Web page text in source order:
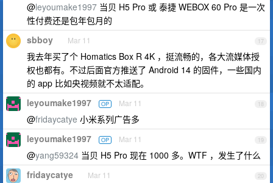
@leyoumake1997 当贝 H5 Pro 或 泰捷 WEBOX 60 Pro 是一次
性付费还是包年包月的
17
sbboy Mar 11
我去年买了个 Homatics Box R 4K ，挺流畅的，各大流媒体授
权也都有。不过后面官方推送了 Android 14 的固件，一些国内
的 app 比如央视频就不太适配。
18
leyoumake1997 OP Mar 11
@fridaycatye 小米系列广告多
19
leyoumake1997 OP Mar 11
@yang59324 当贝 H5 Pro 现在 1000 多。WTF ，发生了什么
20
fridaycatye Mar 11